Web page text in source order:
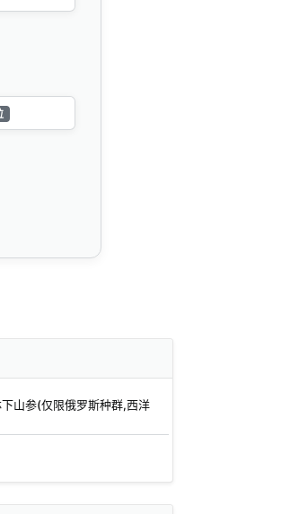
山参(仅限俄罗斯种群,西洋